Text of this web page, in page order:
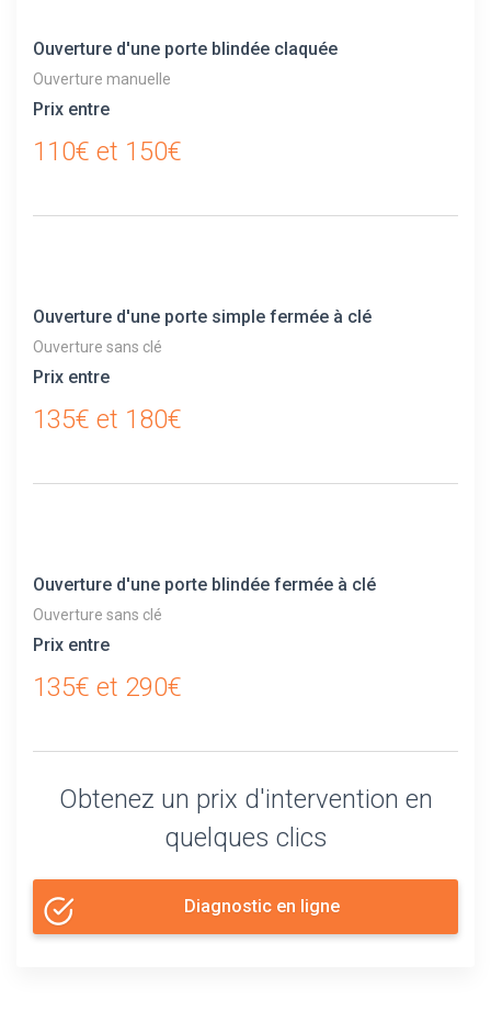
Ouverture d'une porte blindée claquée
Ouverture manuelle
Prix entre
110€ et 150€
Ouverture d'une porte simple fermée à clé
Ouverture sans clé
Prix entre
135€ et 180€
Ouverture d'une porte blindée fermée à clé
Ouverture sans clé
Prix entre
135€ et 290€
Obtenez un prix d'intervention en
quelques clics
Diagnostic en ligne